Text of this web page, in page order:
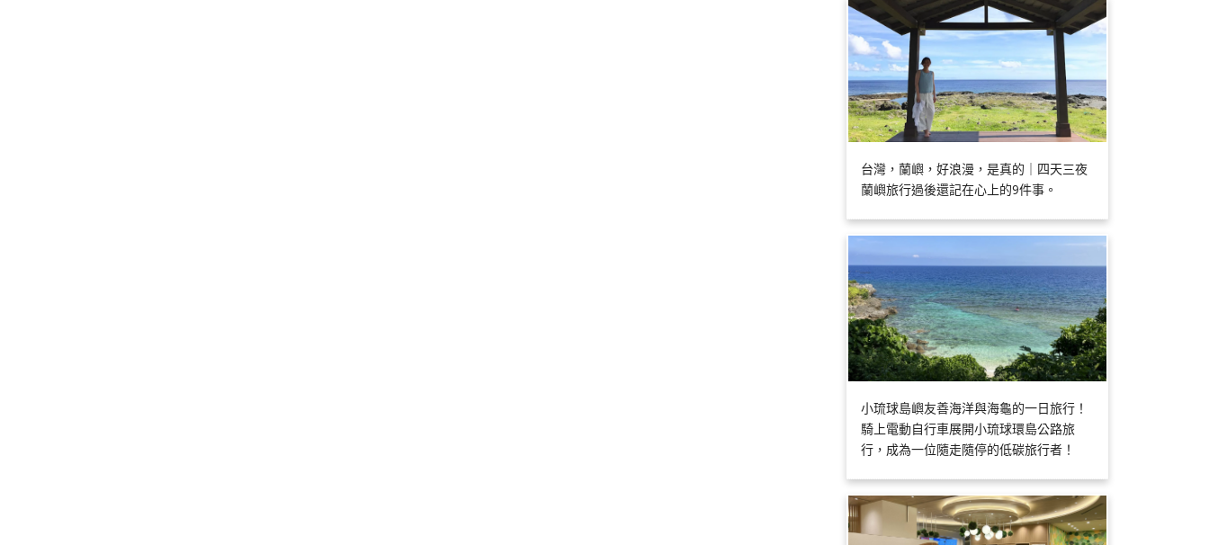
台灣，蘭嶼，好浪漫，是真的｜四天三夜
蘭嶼旅行過後還記在心上的9件事。
小琉球島嶼友善海洋與海龜的一日旅行！
騎上電動自行車展開小琉球環島公路旅
行，成為一位隨走隨停的低碳旅行者！